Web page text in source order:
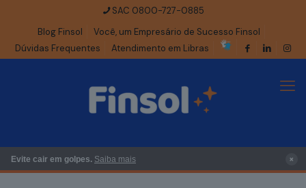
SAC 0800-727-0885
Blog Finsol
Você, um Empresário de Sucesso Finsol
Dúvidas Frequentes
Atendimento em Libras
Evite cair em golpes. Saiba mais ×